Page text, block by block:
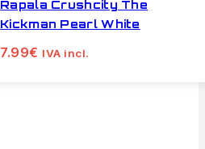
Rapala Crushcity The
Kickman Pearl White
7.99€ IVA incl.